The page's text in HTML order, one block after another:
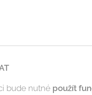
bude nutné použít